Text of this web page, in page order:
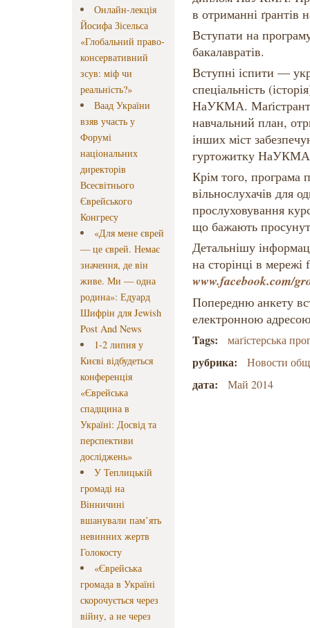
Онлайн-лекція
Йосифа Зісельса
«Глобальний право-
консервативний
зсув: міф чи
реальність?»
Ваад України
взяв участь у
Форумі
національних
директорів
Всесвітнього
Єврейського
Конгресу
«Для мене єврей
— це єврей. Немає
значення, де він
живе. Ми — одна
родина»: Едуард
Шифрін для Jewish
Post And News
1-2 липня у
Києві відбудеться
конференція
«Єврейська
спадщина в
Україні: Досвід та
перспективи
досліджень»
У Теплицькій
громаді на
Вінничині
вшанували пам’ять
невинних жертв
Голокосту
«Єврейська
громада в Україні
скорочується через
війну, а не через
в отриманні ґрантів
Вступати на
бакалавратів.
Вступні іспити —
спеціальність
НаУКМА.
навчальний план,
інших міст
гуртожитку
Крім того, програма
вільнослухачів для
прослуховування
що бажають
Детальнішу
на сторінці в мережі
www.facebook.com/
Попередню анкету
електронною
Tags: маґістерська
рубрика: Новости
дата: Май 2014